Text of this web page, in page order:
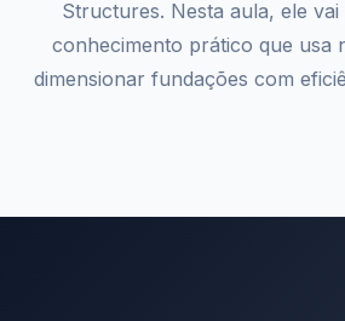
Structures. Nesta aula, ele
conhecimento prático que usa
dimensionar fundações com